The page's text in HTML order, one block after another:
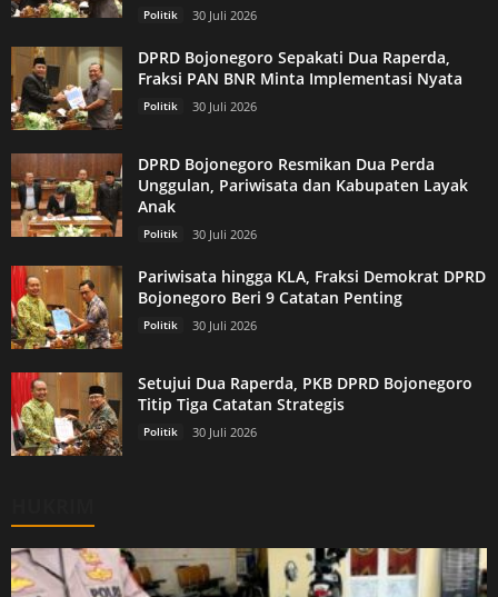
Politik 30 Juli 2026
DPRD Bojonegoro Sepakati Dua Raperda,
Fraksi PAN BNR Minta Implementasi Nyata
Politik 30 Juli 2026
DPRD Bojonegoro Resmikan Dua Perda
Unggulan, Pariwisata dan Kabupaten Layak
Anak
Politik 30 Juli 2026
Pariwisata hingga KLA, Fraksi Demokrat DPRD
Bojonegoro Beri 9 Catatan Penting
Politik 30 Juli 2026
Setujui Dua Raperda, PKB DPRD Bojonegoro
Titip Tiga Catatan Strategis
Politik 30 Juli 2026